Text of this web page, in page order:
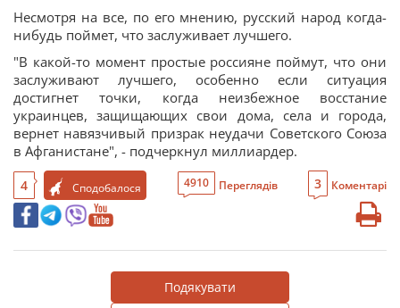
Несмотря на все, по его мнению, русский народ когда-
нибудь поймет, что заслуживает лучшего.
"В какой-то момент простые россияне поймут, что они
заслуживают лучшего, особенно если ситуация
достигнет точки, когда неизбежное восстание
украинцев, защищающих свои дома, села и города,
вернет навязчивый призрак неудачи Советского Союза
в Афганистане", - подчеркнул миллиардер.
4 Сподобалося 4910 Переглядів 3 Коментарі
Подякувати